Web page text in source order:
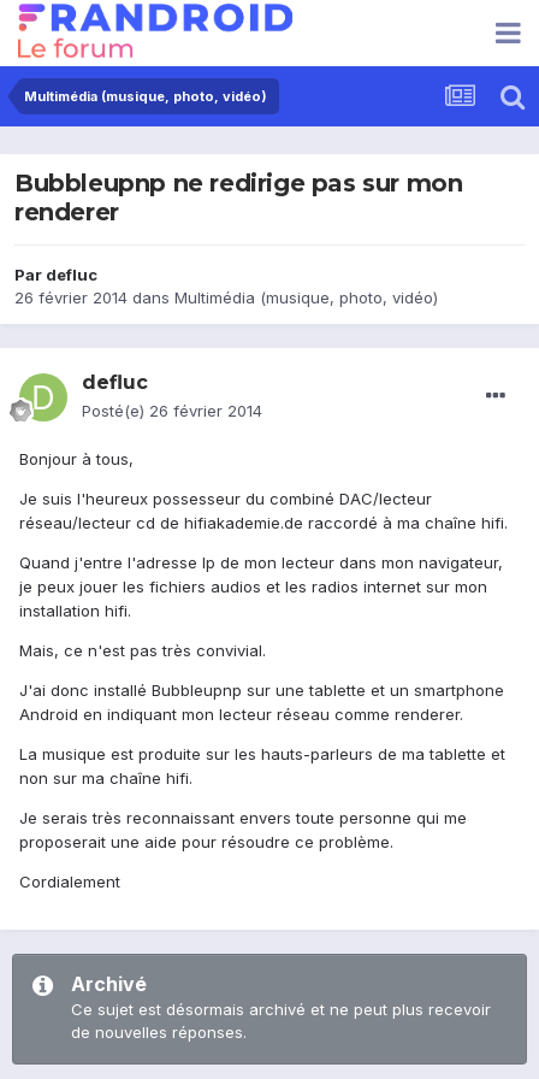
Multimédia (musique, photo, vidéo)
Bubbleupnp ne redirige pas sur mon
renderer
Par defluc
26 février 2014 dans Multimédia (musique, photo, vidéo)
defluc
Posté(e) 26 février 2014
Bonjour à tous,
Je suis l'heureux possesseur du combiné DAC/lecteur
réseau/lecteur cd de hifiakademie.de raccordé à ma chaîne hifi.
Quand j'entre l'adresse Ip de mon lecteur dans mon navigateur,
je peux jouer les fichiers audios et les radios internet sur mon
installation hifi.
Mais, ce n'est pas très convivial.
J'ai donc installé Bubbleupnp sur une tablette et un smartphone
Android en indiquant mon lecteur réseau comme renderer.
La musique est produite sur les hauts-parleurs de ma tablette et
non sur ma chaîne hifi.
Je serais très reconnaissant envers toute personne qui me
proposerait une aide pour résoudre ce problème.
Cordialement
Archivé
Ce sujet est désormais archivé et ne peut plus recevoir
de nouvelles réponses.